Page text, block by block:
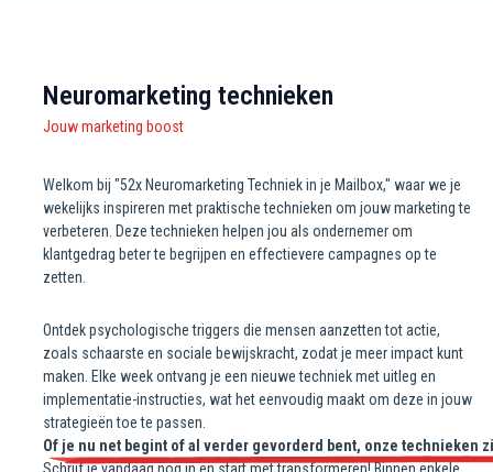
Neuromarketing technieken
Jouw marketing boost
Welkom bij "52x Neuromarketing Techniek in je Mailbox," waar we je
wekelijks inspireren met praktische technieken om jouw marketing te
verbeteren. Deze technieken helpen jou als ondernemer om
klantgedrag beter te begrijpen en effectievere campagnes op te
zetten.
Ontdek psychologische triggers die mensen aanzetten tot actie,
zoals schaarste en sociale bewijskracht, zodat je meer impact kunt
maken. Elke week ontvang je een nieuwe techniek met uitleg en
implementatie-instructies, wat het eenvoudig maakt om deze in jouw
strategieën toe te passen.
Of je nu net begint of al verder gevorderd bent, onze technieken